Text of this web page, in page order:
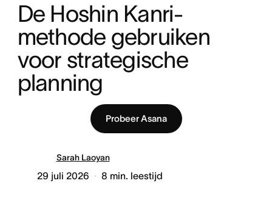
De Hoshin Kanri-
methode gebruiken
voor strategische
planning
Probeer Asana
Sarah Laoyan
29 juli 2026 8 min. leestijd